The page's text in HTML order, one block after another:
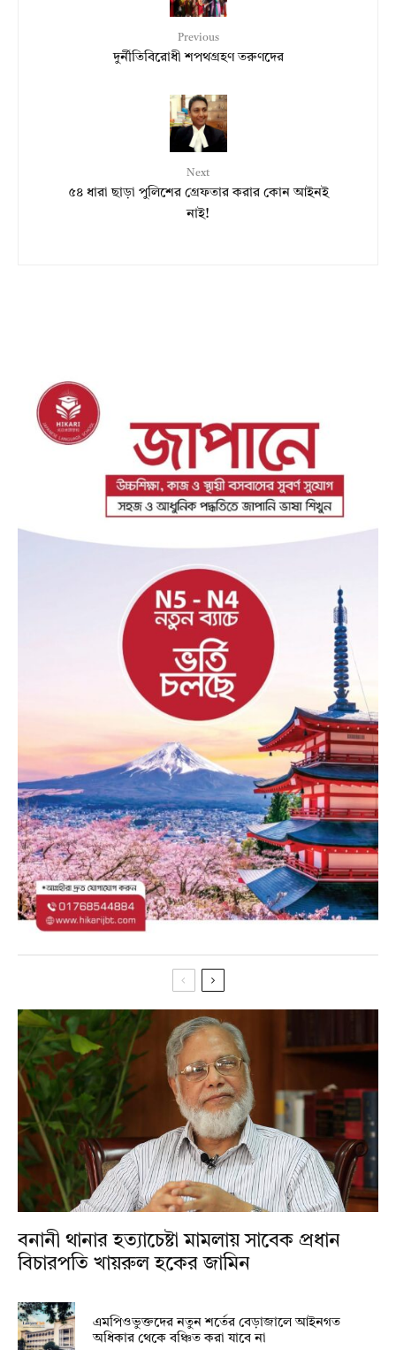
Previous
দুর্নীতিবিরোধী শপথগ্রহণ তরুণদের
Next
৫৪ ধারা ছাড়া পুলিশের গ্রেফতার করার কোন আইনই
নাই!
বনানী থানার হত্যাচেষ্টা মামলায় সাবেক প্রধান
বিচারপতি খায়রুল হকের জামিন
এমপিওভুক্তদের নতুন শর্তের বেড়াজালে আইনগত
অধিকার থেকে বঞ্চিত করা যাবে না